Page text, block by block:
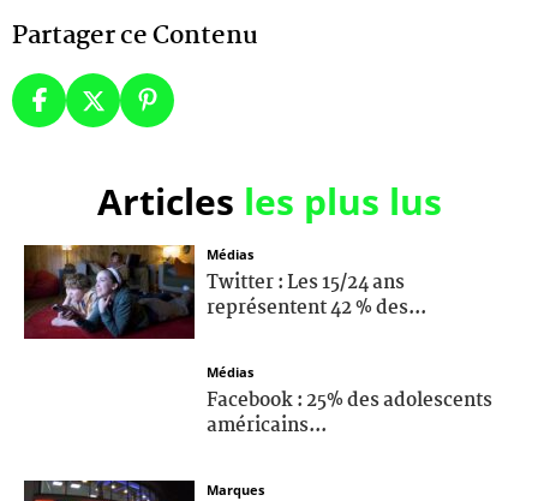
Partager ce Contenu
Articles les plus lus
Médias
Twitter : Les 15/24 ans
représentent 42 % des...
Médias
Facebook : 25% des adolescents
américains...
Marques